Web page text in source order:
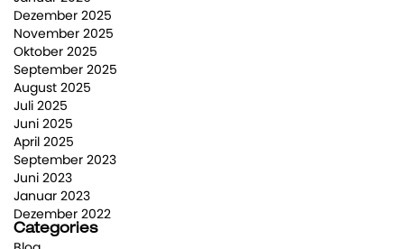
Dezember 2025
November 2025
Oktober 2025
September 2025
August 2025
Juli 2025
Juni 2025
April 2025
September 2023
Juni 2023
Januar 2023
Dezember 2022
Categories